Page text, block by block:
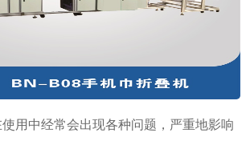
用中经常会出现各种问题，严重地影响